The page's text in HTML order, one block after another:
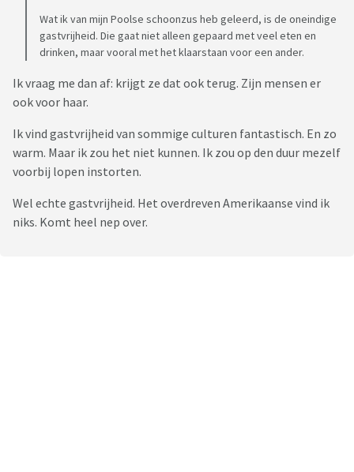
Wat ik van mijn Poolse schoonzus heb geleerd, is de oneindige
gastvrijheid. Die gaat niet alleen gepaard met veel eten en
drinken, maar vooral met het klaarstaan voor een ander.
Ik vraag me dan af: krijgt ze dat ook terug. Zijn mensen er
ook voor haar.
Ik vind gastvrijheid van sommige culturen fantastisch. En zo
warm. Maar ik zou het niet kunnen. Ik zou op den duur mezelf
voorbij lopen instorten.
Wel echte gastvrijheid. Het overdreven Amerikaanse vind ik
niks. Komt heel nep over.